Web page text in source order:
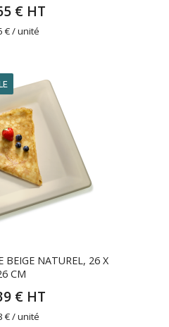
€ HT
€ / unité
BEIGE NATUREL, 26 X
CM
€ HT
€ / unité